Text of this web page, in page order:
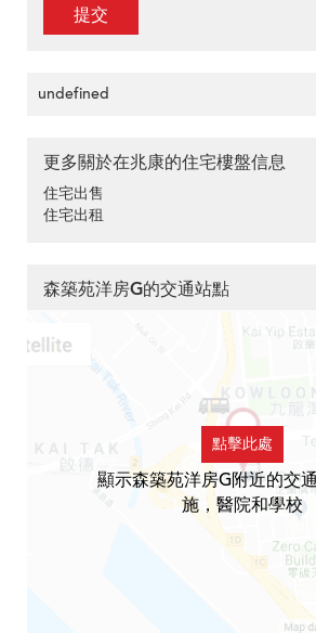
提交
undefined
更多關於在兆康的住宅樓盤信息
住宅出售
住宅出租
森築苑洋房G的交通站點
點擊此處
顯示森築苑洋房G附近的交
施，醫院和學校